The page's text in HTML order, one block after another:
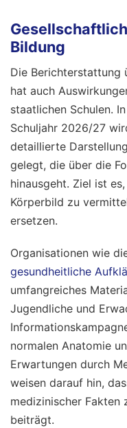
Bildung
Die Berichterstattung
hat auch
staatlichen Schulen.
Schuljahr 2026/27
detaillierte
gelegt, die über die
hinausgeht. Ziel ist
Körperbild zu
ersetzen.
Organisationen wie
gesundheitliche
umfangreiches
Jugendliche und
normalen Anatomie
Erwartungen durch
weisen darauf hin,
medizinischer Fakten
beiträgt.